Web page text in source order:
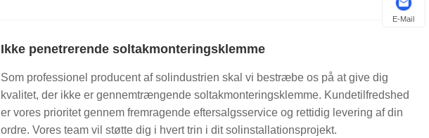
Ikke penetrerende soltakmonteringsklemme
Som professionel producent af solindustrien skal vi bestræbe os på at give dig
kvalitet, der ikke er gennemtrængende soltakmonteringsklemme. Kundetilfredshed
er vores prioritet gennem fremragende eftersalgsservice og rettidig levering af din
ordre. Vores team vil støtte dig i hvert trin i dit solinstallationsprojekt.
E-Mail